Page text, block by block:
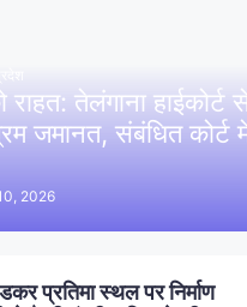
तेलंगाना हाईकोर्ट
जमानत, संबंधित कोर्ट
2026
10 करोड़ नशा मुक्ति